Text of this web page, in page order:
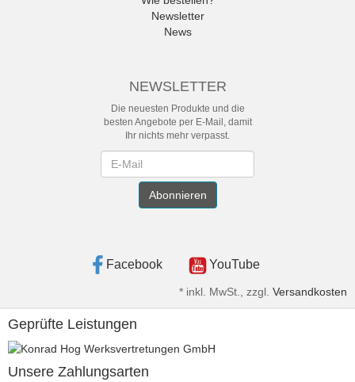
Newsletter
News
NEWSLETTER
Die neuesten Produkte und die
besten Angebote per E-Mail, damit
Ihr nichts mehr verpasst.
Abonnieren
Facebook YouTube
* inkl. MwSt., zzgl. Versandkosten
Geprüfte Leistungen
Unsere Zahlungsarten